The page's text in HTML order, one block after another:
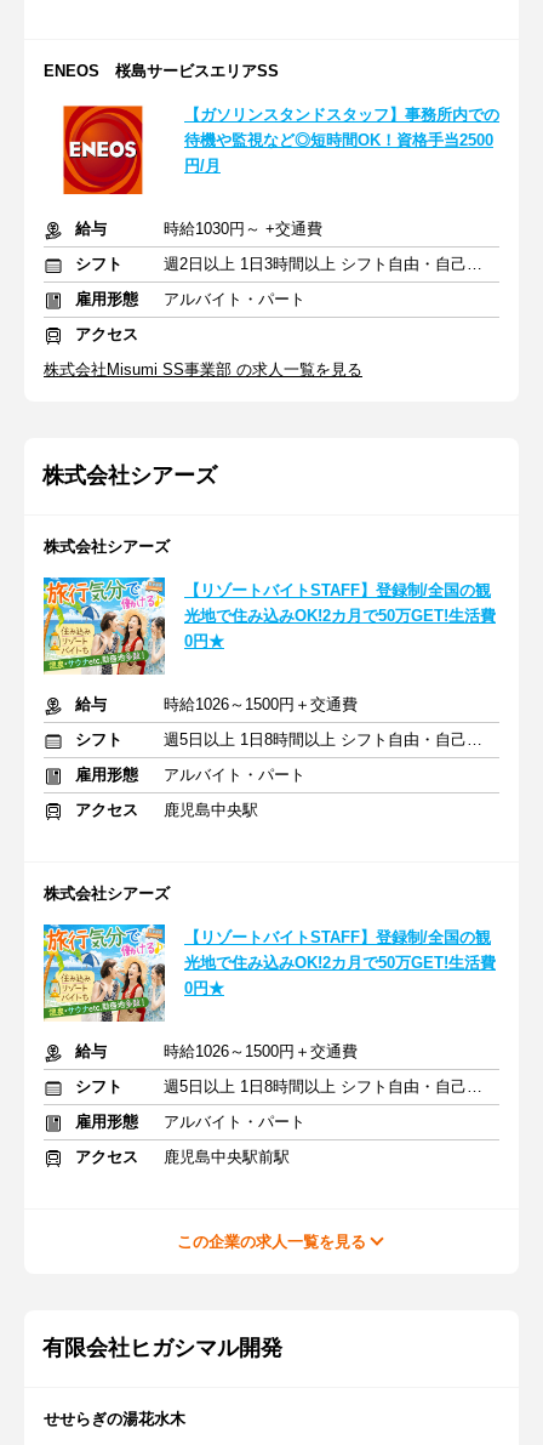
ENEOS 桜島サービスエリアSS
【ガソリンスタンドスタッフ】事務所内での
待機や監視など◎短時間OK！資格手当2500
円/月
給与
時給1030円～ +交通費
シフト
週2日以上 1日3時間以上 シフト自由・自己申告
雇用形態
アルバイト・パート
アクセス
株式会社Misumi SS事業部 の求人一覧を見る
株式会社シアーズ
株式会社シアーズ
【リゾートバイトSTAFF】登録制/全国の観
光地で住み込みOK!2カ月で50万GET!生活費
0円★
給与
時給1026～1500円＋交通費
シフト
週5日以上 1日8時間以上 シフト自由・自己申告
雇用形態
アルバイト・パート
アクセス
鹿児島中央駅
株式会社シアーズ
【リゾートバイトSTAFF】登録制/全国の観
光地で住み込みOK!2カ月で50万GET!生活費
0円★
給与
時給1026～1500円＋交通費
シフト
週5日以上 1日8時間以上 シフト自由・自己申告
雇用形態
アルバイト・パート
アクセス
鹿児島中央駅前駅
この企業の求人一覧を見る
有限会社ヒガシマル開発
せせらぎの湯花水木